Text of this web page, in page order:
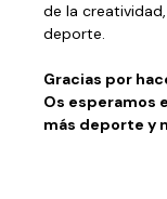
de la
deporte.
Gracias por
Os esperamos
más deporte y